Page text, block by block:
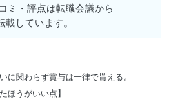
ミ・評点は転職会議から
載しています。
に関わらず賞与は一律で貰える。
ほうがいい点】